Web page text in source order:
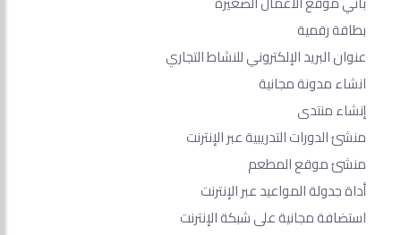
بطاقة رقمية
عنوان البريد الإلكتروني للنشاط التجاري
انشاء مدونة مجانية
إنشاء منتدى
منشئ الدورات التدريبية عبر الإنترنت
منشئ موقع المطعم
أداة جدولة المواعيد عبر الإنترنت
استضافة مجانية على شبكة الإنترنت